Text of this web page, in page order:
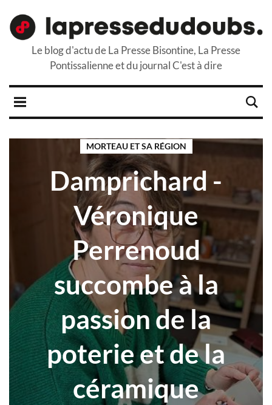
Le blog d'actu de La Presse Bisontine, La Presse
Pontissalienne et du journal C'est à dire
MORTEAU ET SA RÉGION
Damprichard -
Véronique
Perrenoud
succombe à la
passion de la
poterie et de la
céramique